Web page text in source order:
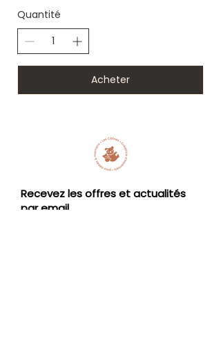
Quantité
Acheter
Recevez les offres et actualités
par email